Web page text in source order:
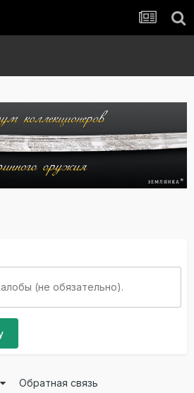
(не обязательно).
Обратная связь